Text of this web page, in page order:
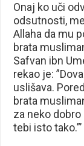
Onaj ko uči
odsutnosti,
Allaha da mu
brata
Safvan ibn
rekao je:
uslišava.
brata
za neko dobro
tebi isto tako.”’